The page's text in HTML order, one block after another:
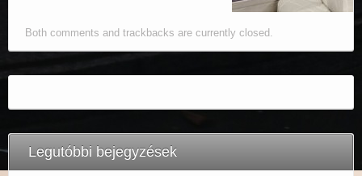
Both comments and trackbacks are currently closed.
Legutóbbi bejegyzések